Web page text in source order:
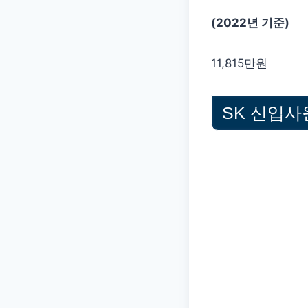
(2022년 기준)
11,815만원
SK 신입사